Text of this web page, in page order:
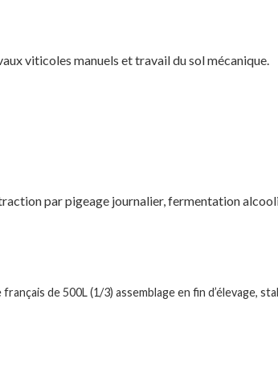
viticoles manuels et travail du sol mécanique.
par pigeage journalier, fermentation
de 500L (1/3) assemblage en fin d’élevage,